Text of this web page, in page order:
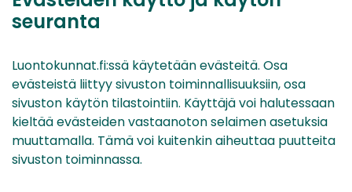
seuranta
Luontokunnat.fi:ssä käytetään evästeitä. Osa
evästeistä liittyy sivuston toiminnallisuuksiin, osa
sivuston käytön tilastointiin. Käyttäjä voi halutessaan
kieltää evästeiden vastaanoton selaimen asetuksia
muuttamalla. Tämä voi kuitenkin aiheuttaa puutteita
sivuston toiminnassa.